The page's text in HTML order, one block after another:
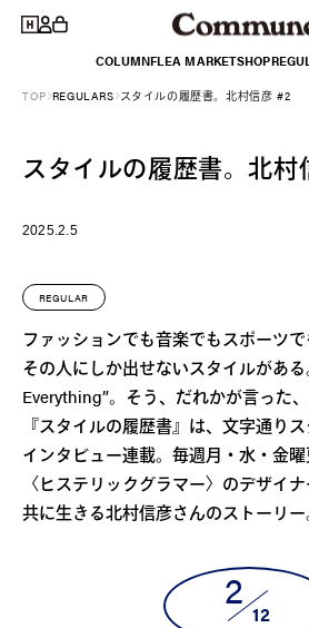
ンツに
イ
ー
COLUMNFLEA MARKETSHOP
TOP REGULARS スタイルの履歴書。北村信彦 #2
スタイルの履歴書。北村
2025.2.5
REGULAR
ファッションでも音楽でもスポーツ
その人にしか出せないスタイルがあ
Everything”。そう、だれかが言った
『スタイルの履歴書』は、文字通り
インタビュー連載。毎週月・水・金
〈ヒステリックグラマー〉のデザイ
共に生きる北村信彦さんのストーリー
2
12